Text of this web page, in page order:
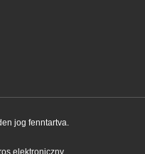
jog fenntartva.
elektroniczny